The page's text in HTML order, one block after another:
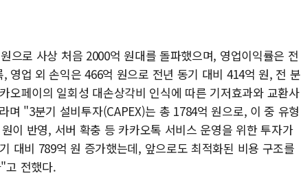
으로 사상 처음 2000억 원대를 돌파했으며, 영업이익률은 전
영업 외 손익은 466억 원으로 전년 동기 대비 414억 원, 전 분
오페이의 일회성 대손상각비 인식에 따른 기저효과와 교환사
며 "3분기 설비투자(CAPEX)는 총 1784억 원으로, 이 중 유형
이 반영, 서버 확충 등 카카오톡 서비스 운영을 위한 투자가
대비 789억 원 증가했는데, 앞으로도 최적화된 비용 구조를
고 전했다.